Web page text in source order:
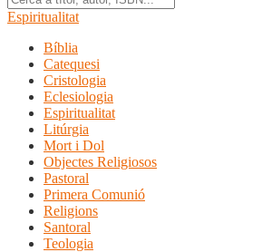
Espiritualitat
Bíblia
Catequesi
Cristologia
Eclesiologia
Espiritualitat
Litúrgia
Mort i Dol
Objectes Religiosos
Pastoral
Primera Comunió
Religions
Santoral
Teologia